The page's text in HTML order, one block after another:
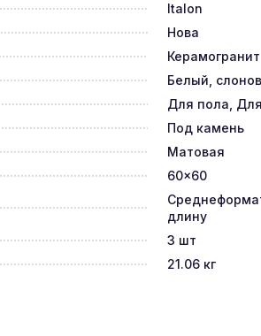
Italon
Нова
Керамогранит
Белый,
Для пола,
Под камень
Матовая
60x60
длину
3 шт
21.06кг